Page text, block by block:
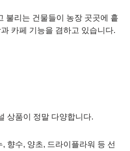
불리는 건물들이 농장 곳곳에 흩
카페 기능을 겸하고 있습니다.
상품이 정말 다양합니다.
향수, 양초, 드라이플라워 등 선